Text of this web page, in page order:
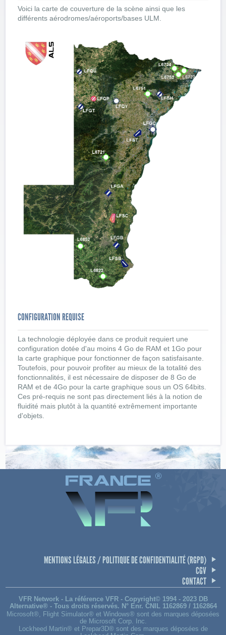
Voici la carte de couverture de la scène ainsi que les
différents aérodromes/aéroports/bases ULM.
CONFIGURATION REQUISE
La technologie déployée dans ce produit requiert une
configuration dotée d'au moins 4 Go de RAM et 1Go pour
la carte graphique pour fonctionner de façon satisfaisante.
Toutefois, pour pouvoir profiter au mieux de la totalité des
fonctionnalités, il est nécessaire de disposer de 8 Go de
RAM et de 4Go pour la carte graphique sous un OS 64bits.
Ces pré-requis ne sont pas directement liés à la notion de
fluidité mais plutôt à la quantité extrêmement importante
d'objets.
MENTIONS LÉGALES / POLITIQUE DE CONFIDENTIALITÉ (RGPD)
CGV
CONTACT
VFR Network - La référence VFR - Copyright© 1994 - 2023 DB
Alternative® - Tous droits réservés. N° Enr. CNIL 1162869 / 1162864
Microsoft®, Flight Simulator® et Windows® sont des marques déposées
de Microsoft Corp. Inc.
Lockheed Martin® et Prepar3D® sont des marques déposées de